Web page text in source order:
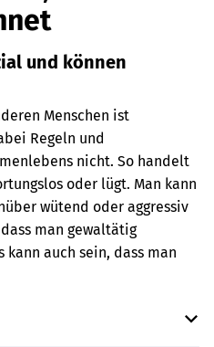
und können
Menschen ist
Regeln und
nicht. So handelt
oder lügt. Man kann
wütend oder aggressiv
man gewaltätig
kann auch sein, dass man